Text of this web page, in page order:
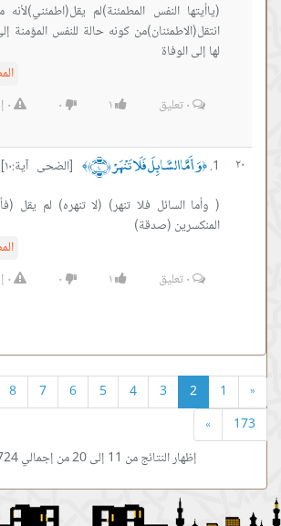
(ياأيتها النفس المطمئنة)لم يقل(اطمئني)لأنه
انتقل(الاطمئنان)من كونه حالة للنفس المؤمنة
لها إلى الوفاة
٠تعليق ١ ٠ ٠
٢٠ ﴿وَأَمَّا السَّائِلَ فَلَا تَنْهَرْ ﴿١٠﴾ ﴾
[الضحى آية:١٠]
( وأما السائل فلا تنهر) (لا تنهره) لم يقل
المنكسرين (صدقة)
٠تعليق ١ ٠ ٠
«
1
2
3
4
5
6
7
8
173
»
إظهار النتائج من 11 إلى 20 من إجمالي 1724 نتيجة.